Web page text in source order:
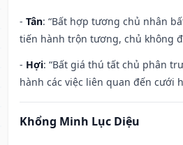
- Tân: “Bất hợp tương chủ nhân
tiến hành trộn tương, chủ không
- Hợi: “Bất giá thú tất chủ phân
hành các việc liên quan đến cưới
Khổng Minh Lục Diệu